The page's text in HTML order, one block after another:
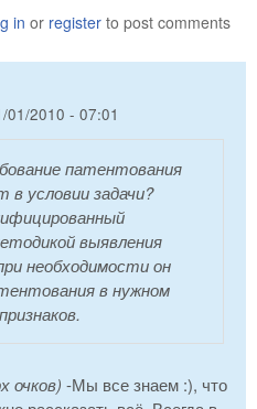
in or register to post comments
01/2010 - 07:01
патентования
условии задачи?
выявления
необходимости он
в нужном
очков) -Мы все знаем :), что